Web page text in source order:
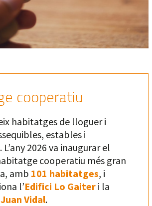
cooperatiu
habitatges de lloguer i
estables i
2026 va inaugurar el
cooperatiu més gran
amb 101 habitatges, i
l’Edifici Lo Gaiter i la
Vidal.